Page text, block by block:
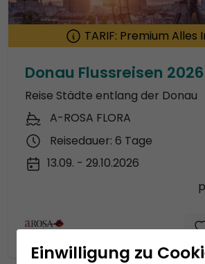
TARIF: Premium Alles
Donau Flussreisen
Reise Städte entlang der Donau
A-ROSA FLORA
Reisedauer: 6 Tage
13.09. - 29.10.2026
Einwilligung zu